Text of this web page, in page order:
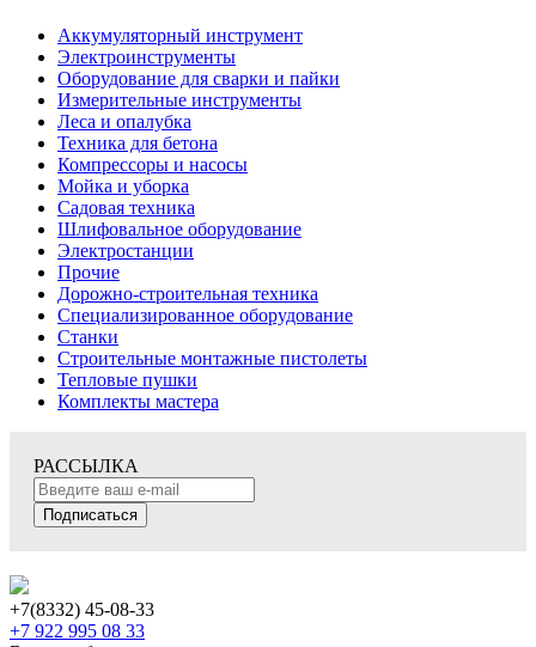
Аккумуляторный инструмент
Электроинструменты
Оборудование для сварки и пайки
Измерительные инструменты
Леса и опалубка
Техника для бетона
Компрессоры и насосы
Мойка и уборка
Садовая техника
Шлифовальное оборудование
Электростанции
Прочие
Дорожно-строительная техника
Специализированное оборудование
Станки
Строительные монтажные пистолеты
Тепловые пушки
Комплекты мастера
РАССЫЛКА
Подписаться
+7(8332) 45-08-33
+7 922 995 08 33